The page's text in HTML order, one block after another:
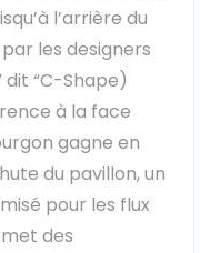
l’arrière du
les designers
“C-Shape)
à la face
gagne en
du pavillon, un
pour les flux
des